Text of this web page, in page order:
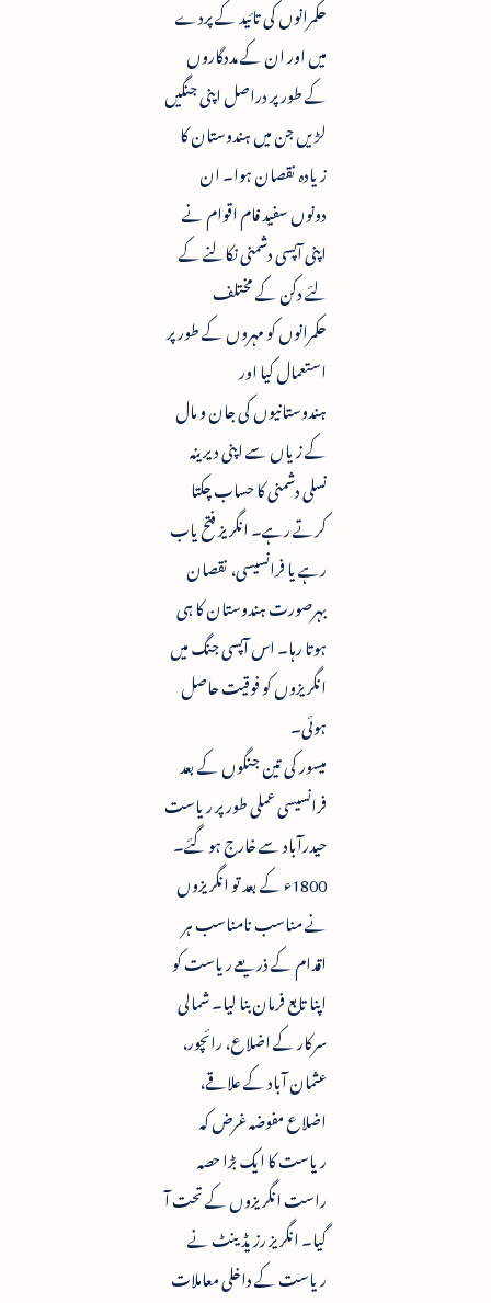
حکمرانوں کی تائید کے پردے
میں اور ان کے مددگاروں
کے طور پر دراصل اپنی جنگیں
لڑیں جن میں ہندوستان کا
زیادہ نقصان ہوا۔ ان
دونوں سفید فام اقوام نے
اپنی آپسی دشمنی نکالنے کے
لئے دکن کے مختلف
حکمرانوں کو مہروں کے طور پر
استعمال کیا اور
ہندوستانیوں کی جان و مال
کے زیاں سے اپنی دیرینہ
نسلی دشمنی کا حساب چکتا
کرتے رہے۔ انگریز فتح یاب
رہے یا فرانسیسی، نقصان
بہرصورت ہندوستان کا ہی
ہوتا رہا۔ اس آپسی جنگ میں
انگریزوں کو فوقیت حاصل
ہوئی۔
میسور کی تین جنگوں کے بعد
فرانسیسی عملی طور پر ریاست
حیدرآباد سے خارج ہو گئے۔
1800ء کے بعد تو انگریزوں
نے مناسب نامناسب ہر
اقدام کے ذریعے ریاست کو
اپنا تابع فرمان بنا لیا۔ شمالی
سرکار کے اضلاع، رائچور،
عثمان آباد کے علاقے،
اضلاع مفوضہ غرض کہ
ریاست کا ایک بڑا حصہ
راست انگریزوں کے تحت آ
گیا۔ انگریز رزیڈینٹ نے
ریاست کے داخلی معاملات